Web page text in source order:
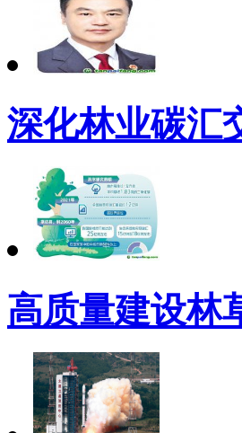
深化林业碳汇
高质量建设林